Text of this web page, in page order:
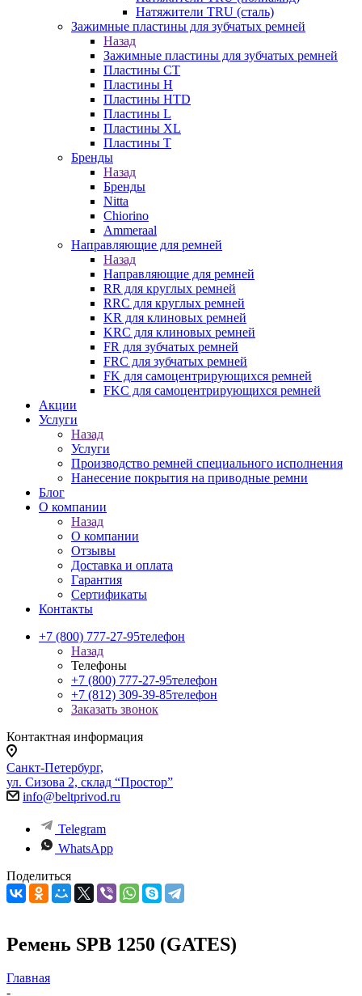
Натяжители TRU (сталь)
Зажимные пластины для зубчатых ремней
Назад
Зажимные пластины для зубчатых ремней
Пластины CT
Пластины H
Пластины HTD
Пластины L
Пластины XL
Пластины T
Бренды
Назад
Бренды
Nitta
Chiorino
Ammeraal
Направляющие для ремней
Назад
Направляющие для ремней
RR для круглых ремней
RRC для круглых ремней
KR для клиновых ремней
KRC для клиновых ремней
FR для зубчатых ремней
FRC для зубчатых ремней
FK для самоцентрирующихся ремней
FKC для самоцентрирующихся ремней
Акции
Услуги
Назад
Услуги
Производство ремней специального исполнения
Нанесение покрытия на приводные ремни
Блог
О компании
Назад
О компании
Отзывы
Доставка и оплата
Гарантия
Сертификаты
Контакты
+7 (800) 777-27-95телефон
Назад
Телефоны
+7 (800) 777-27-95телефон
+7 (812) 309-39-85телефон
Заказать звонок
Контактная информация
Санкт-Петербург,
ул. Сизова 2, склад “Простор”
info@beltprivod.ru
Telegram
WhatsApp
Поделиться
Ремень SPB 1250 (GATES)
Главная
-